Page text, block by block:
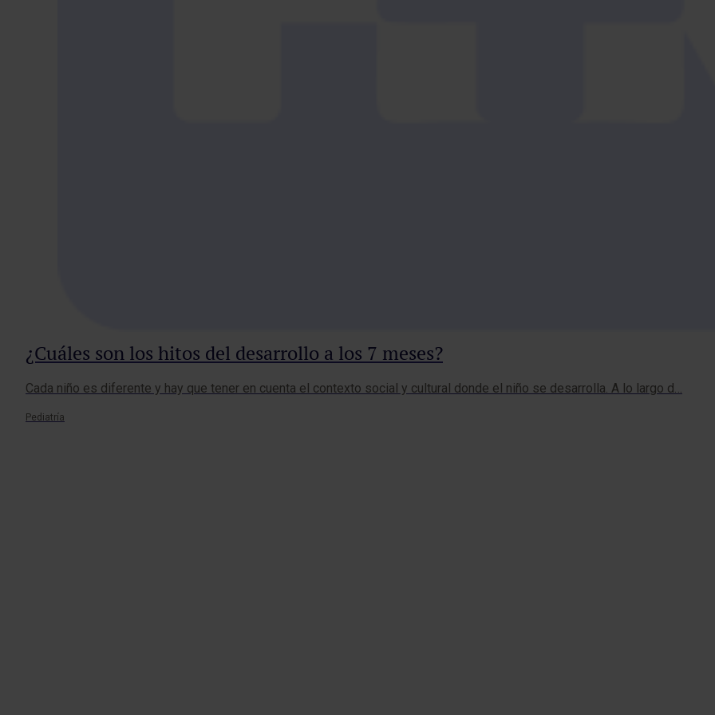
¿Cuáles son los hitos del desarrollo a los 7 meses?
Cada niño es diferente y hay que tener en cuenta el contexto social y cultural donde el niño se desarrolla. A lo largo d…
Pediatría